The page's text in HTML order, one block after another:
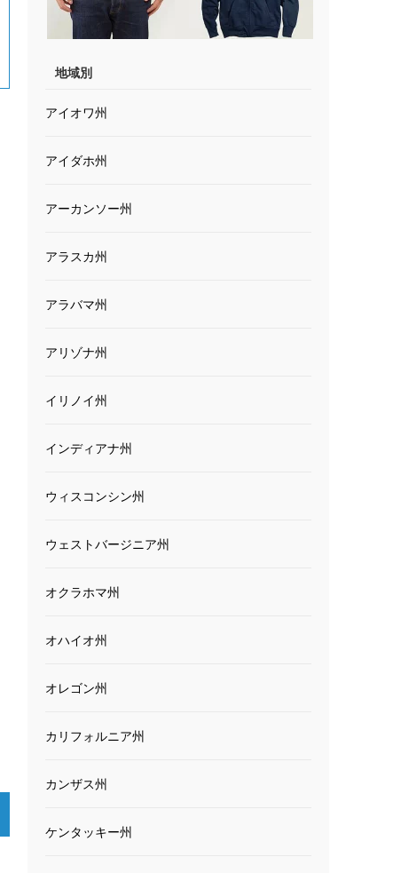
地域別
アイオワ州
アイダホ州
アーカンソー州
アラスカ州
アラバマ州
アリゾナ州
イリノイ州
インディアナ州
ウィスコンシン州
ウェストバージニア州
オクラホマ州
オハイオ州
オレゴン州
カリフォルニア州
カンザス州
ケンタッキー州